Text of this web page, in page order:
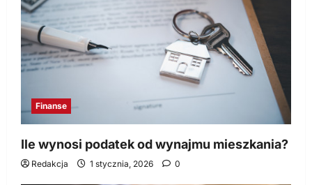
Finanse
Ile wynosi podatek od wynajmu mieszkania?
Redakcja 1 stycznia, 2026 0